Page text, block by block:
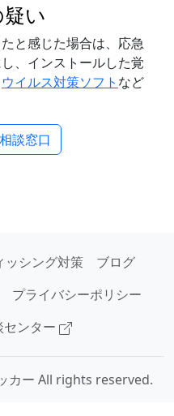
い
と感じた場合は、応急
、インストールした覚
ウイルス対策ソフト など
談窓口
ッシング対策
ブログ
プライバシーポリシー
ンター
カー All rights reserved.